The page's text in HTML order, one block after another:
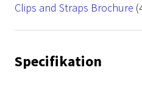
File
Clips and Straps Brochure
Specifikation